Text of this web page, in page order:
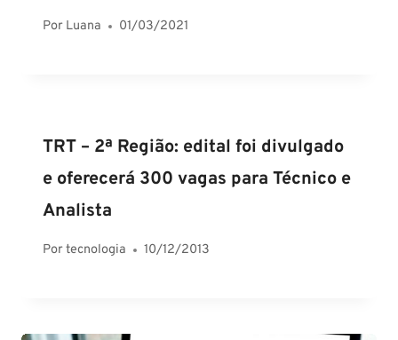
Por Luana 01/03/2021
TRT – 2ª Região: edital foi divulgado
e oferecerá 300 vagas para Técnico e
Analista
Portecnologia 10/12/2013